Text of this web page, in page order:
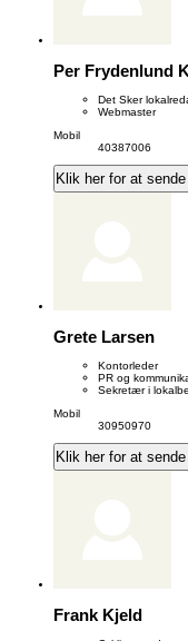
Per Frydenlund
Det Sker
Webmaster
Mobil
40387006
Klik her for at
Grete Larsen
Kontorleder
PR og
Sekretær i
Mobil
30950970
Klik her for at
Frank Kjeld